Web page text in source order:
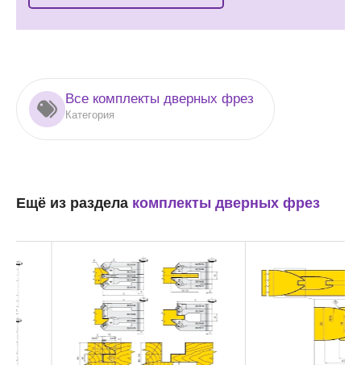
Все комплекты дверных фрез
Категория
Ещё из раздела комплекты дверных фрез